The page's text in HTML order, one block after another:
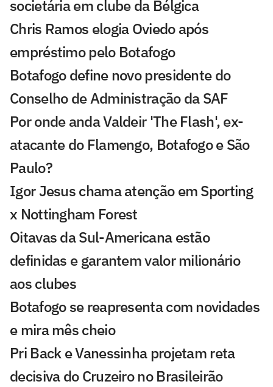
societária em clube da Bélgica
Chris Ramos elogia Oviedo após
empréstimo pelo Botafogo
Botafogo define novo presidente do
Conselho de Administração da SAF
Por onde anda Valdeir 'The Flash', ex-
atacante do Flamengo, Botafogo e São
Paulo?
Igor Jesus chama atenção em Sporting
x Nottingham Forest
Oitavas da Sul-Americana estão
definidas e garantem valor milionário
aos clubes
Botafogo se reapresenta com novidades
e mira mês cheio
Pri Back e Vanessinha projetam reta
decisiva do Cruzeiro no Brasileirão